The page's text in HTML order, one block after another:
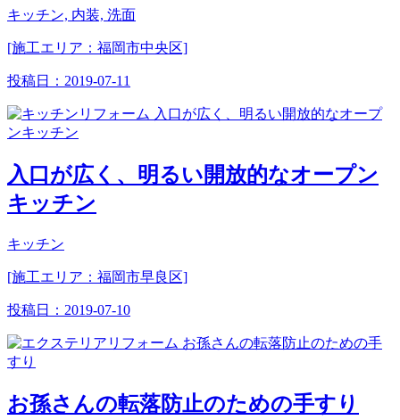
キッチン, 内装, 洗面
[施工エリア：福岡市中央区]
投稿日： 2019-07-11
入口が広く、明るい開放的なオープン
キッチン
キッチン
[施工エリア：福岡市早良区]
投稿日： 2019-07-10
お孫さんの転落防止のための手すり